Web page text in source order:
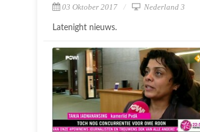
03 Oktober 2017 Nederland 3
Latenight nieuws.